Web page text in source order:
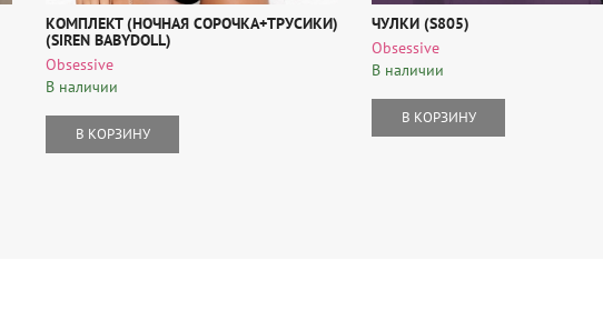
КОМПЛЕКТ (НОЧНАЯ СОРОЧКА+ТРУСИКИ)
(SIREN BABYDOLL)
Obsessive
В наличии
В КОРЗИНУ
ЧУЛКИ (S805)
Obsessive
В наличии
В КОРЗИНУ